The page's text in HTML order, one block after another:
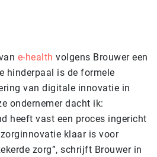
e-health volgens Brouwer een
hinderpaal is de formele
van digitale innovatie in
ondernemer dacht ik:
heeft vast een proces ingericht
klaar is voor
zorg”, schrijft Brouwer in